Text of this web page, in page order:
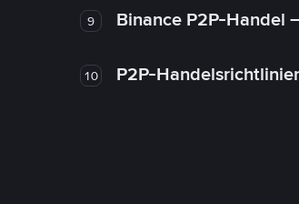
9 Binance P2P-Handel
10 P2P-